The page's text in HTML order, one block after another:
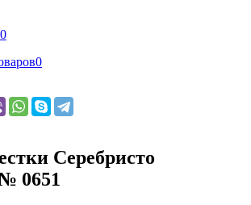
0
0
Серебристо
0651